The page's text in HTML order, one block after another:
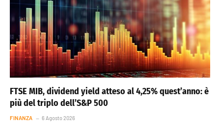
FTSE MIB, dividend yield atteso al 4,25% quest’anno: è
più del triplo dell’S&P 500
FINANZA 6 Agosto 2026